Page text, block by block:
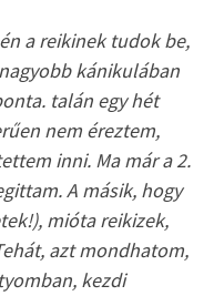
a reikinek tudok be,
kánikulában
talán egy hét
nem éreztem,
inni. Ma már a 2.
A másik, hogy
mióta reikizek,
azt mondhatom,
kezdi